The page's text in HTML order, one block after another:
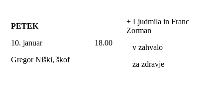
PETEK
10. januar
Gregor Niški, škof
18.00
+ Ljudmila in Franc
Zorman
v zahvalo
za zdravje